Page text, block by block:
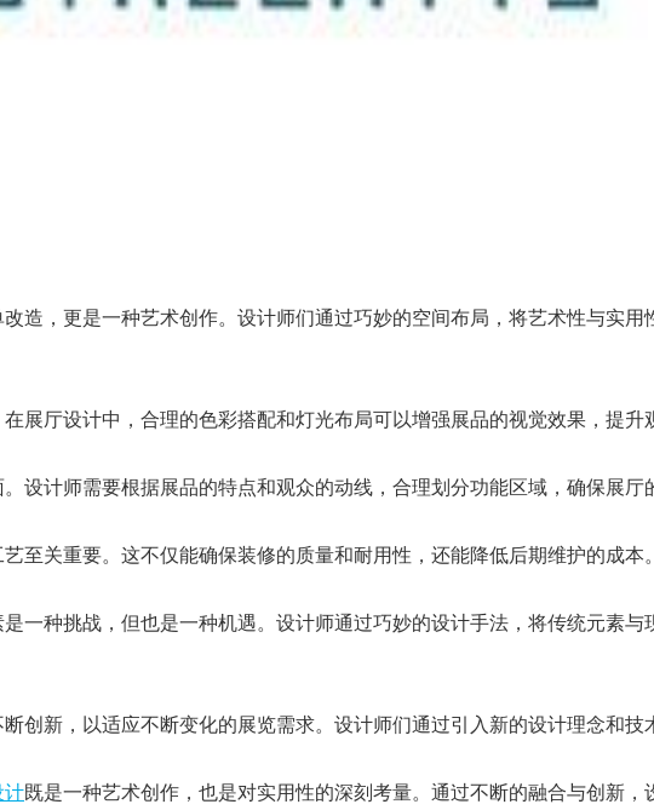
，更是一种艺术创作。设计师们通过巧妙的空间布局，将艺术性与实用
厅设计中，合理的色彩搭配和灯光布局可以增强展品的视觉效果，提升
计师需要根据展品的特点和观众的动线，合理划分功能区域，确保展厅
关重要。这不仅能确保装修的质量和耐用性，还能降低后期维护的成本。
种挑战，但也是一种机遇。设计师通过巧妙的设计手法，将传统元素与
新，以适应不断变化的展览需求。设计师们通过引入新的设计理念和技
计既是一种艺术创作，也是对实用性的深刻考量。通过不断的融合与创新，